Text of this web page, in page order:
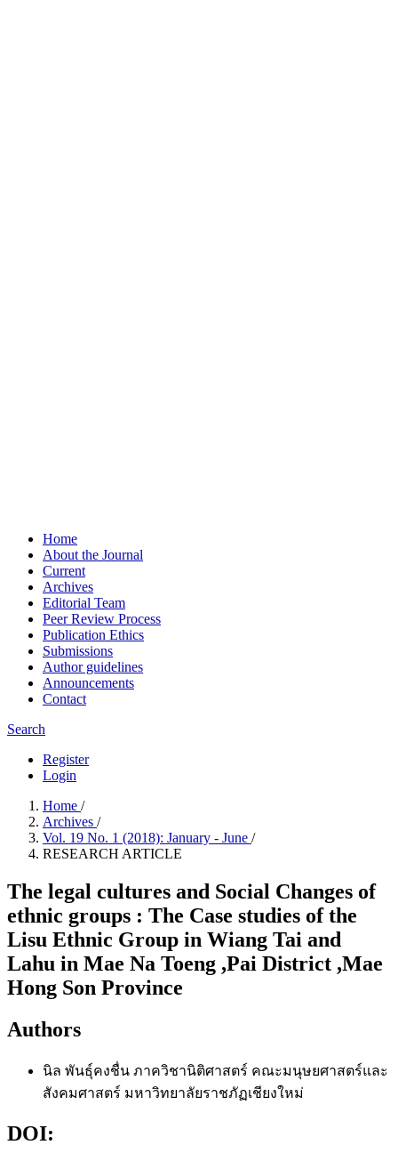
Home
About the Journal
Current
Archives
Editorial Team
Peer Review Process
Publication Ethics
Submissions
Author guidelines
Announcements
Contact
Search
Register
Login
Home /
Archives /
Vol. 19 No. 1 (2018): January - June /
RESEARCH ARTICLE
The legal cultures and Social Changes of
ethnic groups : The Case studies of the
Lisu Ethnic Group in Wiang Tai and
Lahu in Mae Na Toeng ,Pai District ,Mae
Hong Son Province
Authors
นิล พันธุ์คงชื่น ภาควิชานิติศาสตร์ คณะมนุษยศาสตร์และ
สังคมศาสตร์ มหาวิทยาลัยราชภัฏเชียงใหม่
DOI: